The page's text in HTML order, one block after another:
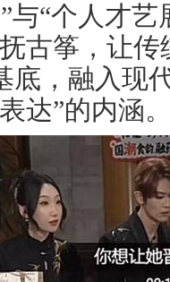
与“个人才艺
抚古筝，让传
底，融入现
达”的内涵